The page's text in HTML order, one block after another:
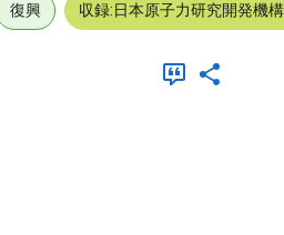
復興 収録:日本原子力研究開発機